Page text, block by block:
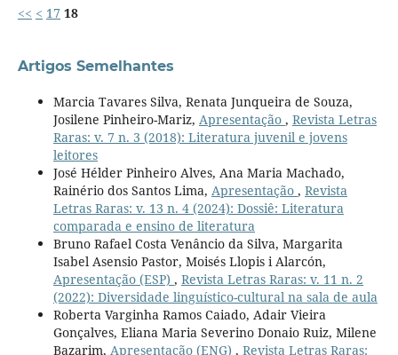
<< < 17 18
Artigos Semelhantes
Marcia Tavares Silva, Renata Junqueira de Souza,
Josilene Pinheiro-Mariz, Apresentação , Revista Letras
Raras: v. 7 n. 3 (2018): Literatura juvenil e jovens
leitores
José Hélder Pinheiro Alves, Ana Maria Machado,
Rainério dos Santos Lima, Apresentação , Revista
Letras Raras: v. 13 n. 4 (2024): Dossiê: Literatura
comparada e ensino de literatura
Bruno Rafael Costa Venâncio da Silva, Margarita
Isabel Asensio Pastor, Moisés Llopis i Alarcón,
Apresentação (ESP) , Revista Letras Raras: v. 11 n. 2
(2022): Diversidade linguístico-cultural na sala de aula
Roberta Varginha Ramos Caiado, Adair Vieira
Gonçalves, Eliana Maria Severino Donaio Ruiz, Milene
Bazarim, Apresentação (ENG) , Revista Letras Raras: